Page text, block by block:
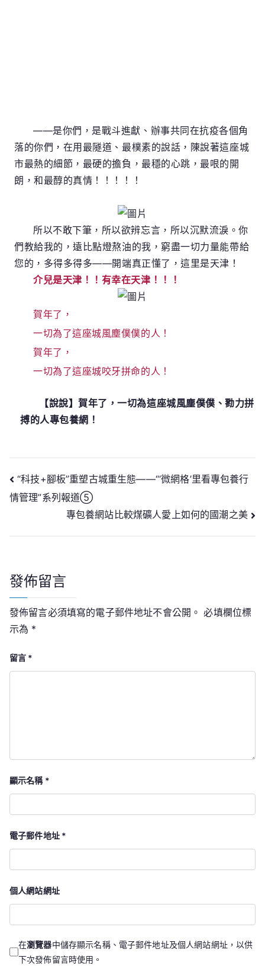
——是你們，是戰斗進獻、辦事共同在抗疫各個角
落的你們，在用最隧道、最樸素的說話，陳說著這座城
市最熱的細節，最硬的擔負，最穩的心跳，最哏的開
朗，和最醇的真情！！！！！
所以不敢下筆，所以欲辨忘言，所以沉默流淚。你
們教給我的，遠比點燈熬油的我，窮盡一切力量能帶給
您的，多得多得多——開端真正懂了，這里是天津！
介兒是天津！！有幸在天津！！！
賀年了，
一切為了這座城風塵僕僕的人！
賀年了，
一切為了這座城咬牙拼命的人！
【說說】賀年了，一切為這座城風塵僕僕、勠力拼
搏的人專包養網！
文
章
導
“科技+腳板”重塑古城重生態——“‘微網格’里看專包養行
情管理”系列報道⑤
專包養網站比較煤礦人愛上如何的國潮之美
發佈留言
發佈留言必須填寫的電子郵件地址不會公開。 必填欄位標
示為 *
留言 *
顯示名稱 *
電子郵件地址 *
個人網站網址
在瀏覽器中儲存顯示名稱、電子郵件地址及個人網站網址，以供
下次發佈留言時使用。